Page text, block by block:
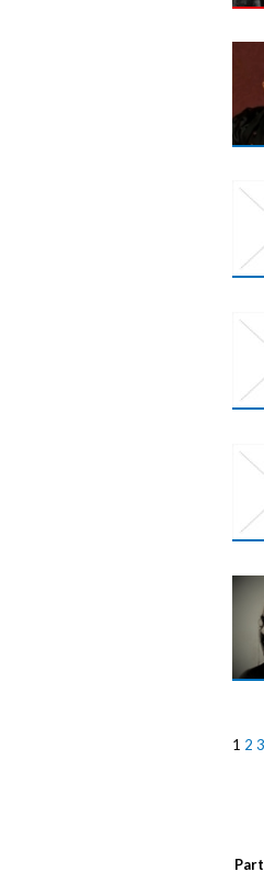
1 2 3